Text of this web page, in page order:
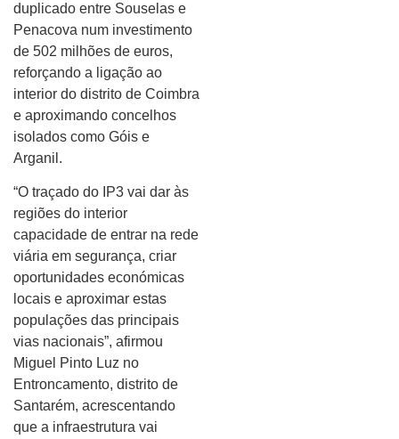
duplicado entre Souselas e
Penacova num investimento
de 502 milhões de euros,
reforçando a ligação ao
interior do distrito de Coimbra
e aproximando concelhos
isolados como Góis e
Arganil.
“O traçado do IP3 vai dar às
regiões do interior
capacidade de entrar na rede
viária em segurança, criar
oportunidades económicas
locais e aproximar estas
populações das principais
vias nacionais”, afirmou
Miguel Pinto Luz no
Entroncamento, distrito de
Santarém, acrescentando
que a infraestrutura vai